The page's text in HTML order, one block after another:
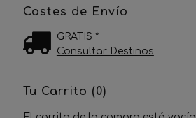
Costes de Envío
GRATIS *
Consultar Destinos
Tu Carrito (0)